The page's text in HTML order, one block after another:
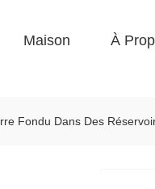
Maison À
Fondu Dans Des